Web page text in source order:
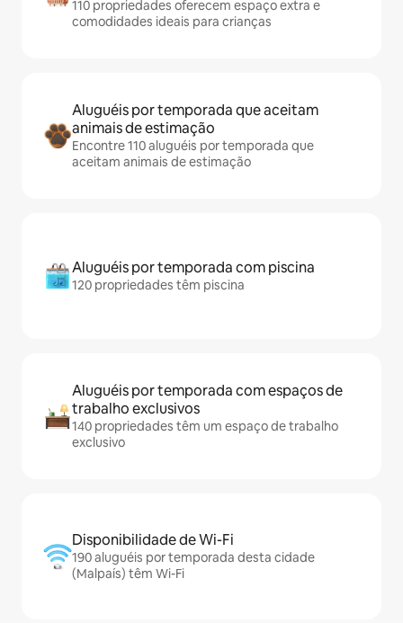
110 propriedades oferecem espaço extra e
comodidades ideais para crianças
Aluguéis por temporada que aceitam
animais de estimação
Encontre 110 aluguéis por temporada que
aceitam animais de estimação
Aluguéis por temporada com piscina
120 propriedades têm piscina
Aluguéis por temporada com espaços de
trabalho exclusivos
140 propriedades têm um espaço de trabalho
exclusivo
Disponibilidade de Wi-Fi
190 aluguéis por temporada desta cidade
(Malpaís) têm Wi-Fi